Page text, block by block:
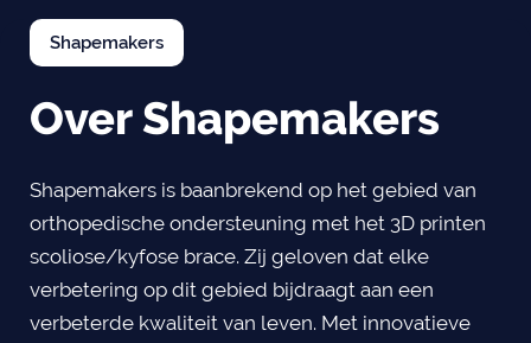
Shapemakers
Over Shapemakers
Shapemakers is baanbrekend op het gebied van
orthopedische ondersteuning met het 3D printen
scoliose/kyfose brace. Zij geloven dat elke
verbetering op dit gebied bijdraagt aan een
verbeterde kwaliteit van leven. Met innovatieve